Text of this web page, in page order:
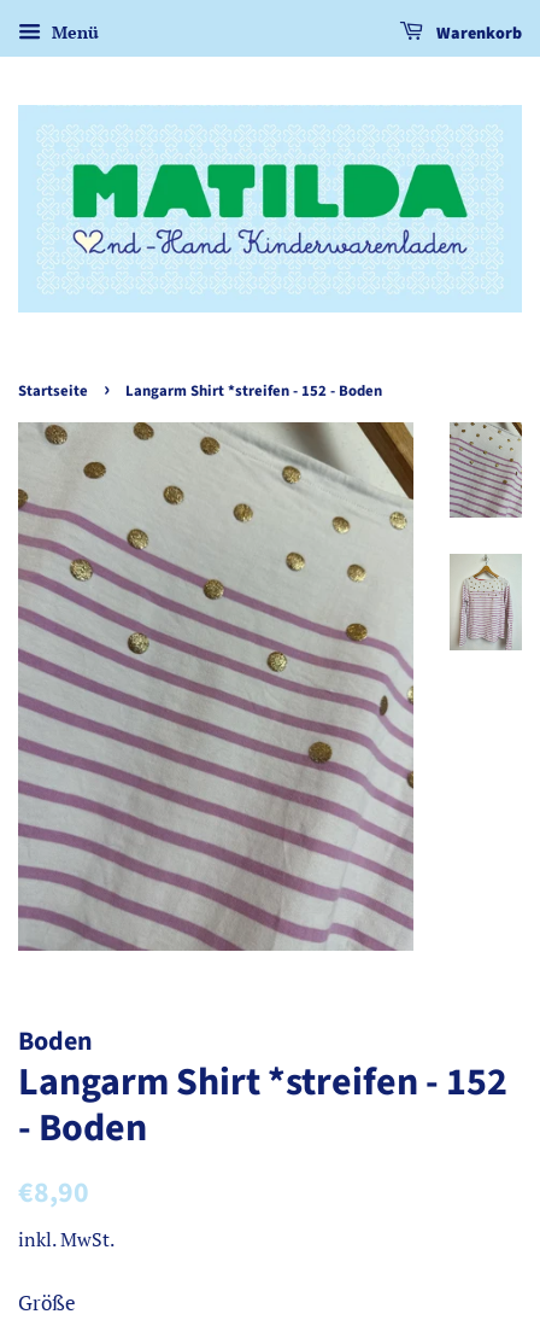
Menü Warenkorb
Startseite › Langarm Shirt *streifen - 152 - Boden
Boden
Langarm Shirt *streifen - 152
- Boden
Normaler
€8,90
inkl. MwSt.
Größe